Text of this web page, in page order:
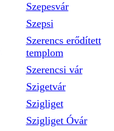
Szepesvár
Szepsi
Szerencs erődített
templom
Szerencsi vár
Szigetvár
Szigliget
Szigliget Óvár